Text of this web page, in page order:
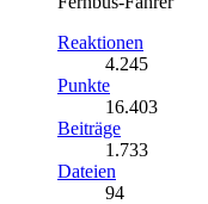
Reaktionen
4.245
Punkte
16.403
Beiträge
1.733
Dateien
94